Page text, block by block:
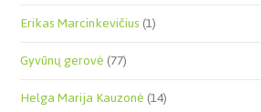
Erikas Marcinkevičius(1)
Gyvūnų gerovė(77)
Helga Marija Kauzonė(14)